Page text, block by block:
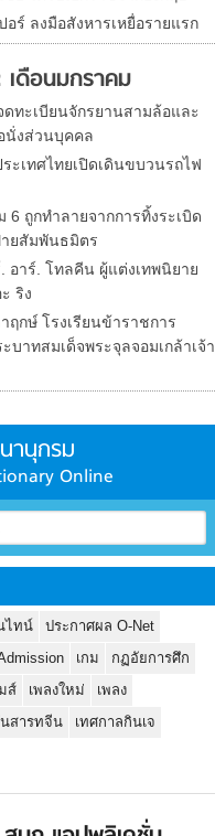
อร์ ลงมือสังหารเหยื่อรายแรก
ดือนมกราคม
ดทะเบียนจักรยานสามล้อและ
นั่งส่วนบุคคล
ะเทศไทยเปิดเดินขบวนรถไฟ
6 ถูกทำลายจากการทิ้งระเบิด
ยสัมพันธมิตร
. อาร์. โทลคีน ผู้แต่งเทพนิยาย
ริง
ฤกษ์ โรงเรียนข้าราชการ
บาทสมเด็จพระจุลจอมเกล้าเจ้า
านุกรม
Online
ไทน์
ประกาศผล O-Net
เกม
กฏอัยการศึก
ส์ เพลงใหม่
เพลง
สารทจีน
เทศกาลกินเจ